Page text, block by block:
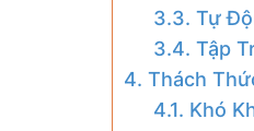
3.3. Tự
3.4. Tập
4. Thách
4.1. Khó